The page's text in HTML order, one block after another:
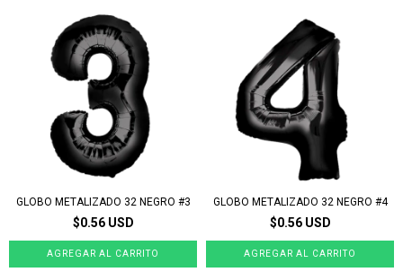
GLOBO METALIZADO 32 NEGRO #3
$0.56 USD
GLOBO METALIZADO 32 NEGRO #4
$0.56 USD